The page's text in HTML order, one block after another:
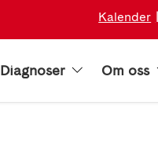
Kalender
Diagnoser Om oss